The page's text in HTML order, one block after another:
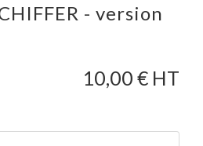
- version
10,00 € HT